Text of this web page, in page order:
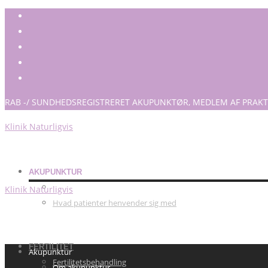
RAB -/ SUNDHEDSREGISTRERET AKUPUNKTØR, MEDLEM AF
Klinik Naturligvis
AKUPUNKTUR
Om akupunktur
Hvad patienter henvender sig med
FERTILITET
Fertilitetsbehandling
Klinik Naturligvis
Akupunktur